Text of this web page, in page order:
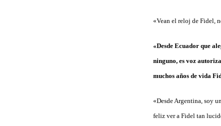
«Vean el reloj de Fidel,
«Desde Ecuador que
ninguno, es voz
muchos años de vida
«Desde Argentina, soy
feliz ver a Fidel tan